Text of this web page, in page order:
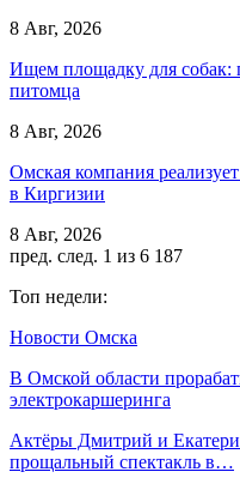
8 Авг, 2026
Ищем площадку для собак:
питомца
8 Авг, 2026
Омская компания
в Киргизии
8 Авг, 2026
пред. след. 1 из 6 187
Топ недели:
Новости Омска
В Омской области
электрокаршеринга
Актёры Дмитрий и
прощальный спектакль в…